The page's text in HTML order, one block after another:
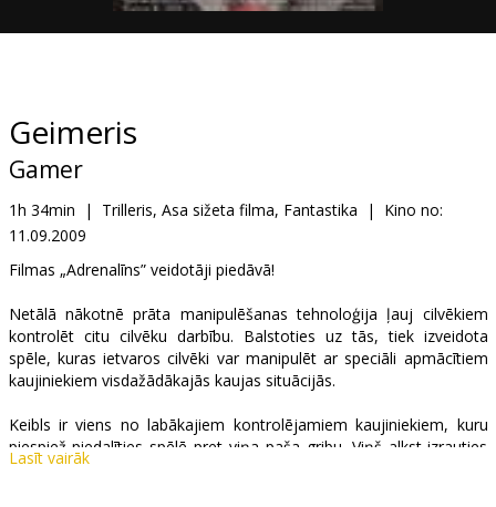
Dāvanu
B2B
Kino
Klubs
Geimeris
Gamer
1h 34min | Trilleris, Asa sižeta filma, Fantastika |
Kino no:
11.09.2009
Filmas „Adrenalīns” veidotāji piedāvā!
Netālā nākotnē prāta manipulēšanas tehnoloģija ļauj cilvēkiem
kontrolēt citu cilvēku darbību. Balstoties uz tās, tiek izveidota
spēle, kuras ietvaros cilvēki var manipulēt ar speciāli apmācītiem
kaujiniekiem visdažādākajās kaujas situācijās.
Keibls ir viens no labākajiem kontrolējamiem kaujiniekiem, kuru
piespiež piedalīties spēlē pret viņa paša gribu. Viņš alkst izrauties
no spēles, lai atkal kļūstu par brīvu cilvēku un atkal satiktu savu
Lasīt vairāk